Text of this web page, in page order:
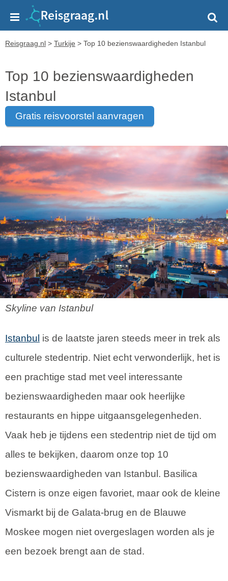
Reisgraag.nl > Turkije > Top 10 bezienswaardigheden Istanbul
Top 10 bezienswaardigheden
Istanbul
gratis reisvoorstel aanvragen
Skyline van Istanbul
Istanbul is de laatste jaren steeds meer in trek als
culturele stedentrip. Niet echt verwonderlijk, het is
een prachtige stad met veel interessante
bezienswaardigheden maar ook heerlijke
restaurants en hippe uitgaansgelegenheden.
Vaak heb je tijdens een stedentrip niet de tijd om
alles te bekijken, daarom onze top 10
bezienswaardigheden van Istanbul. Basilica
Cistern is onze eigen favoriet, maar ook de kleine
Vismarkt bij de Galata-brug en de Blauwe
Moskee mogen niet overgeslagen worden als je
een bezoek brengt aan de stad.